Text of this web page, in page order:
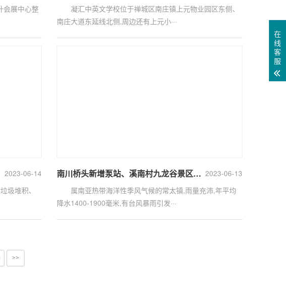
会展中心整
凝汇中英文学校位于禅城区南庄镇上元物业园区东侧、
南庄大道东延线北侧,周边还有上元小···
2023-06-14
圾堆积、
2023-06-13
南川桥头新增泵站、溪南村九龙谷景区污水提升设备及基础设施 建设采购项目
属南亚热带海洋性季风气候的常太镇,雨量充沛,年平均
降水1400-1900毫米,有台风暴雨引发···
>>
在
线
客
服